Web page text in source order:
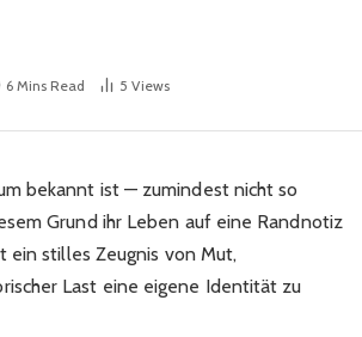
6 Mins Read 5 Views
bekannt ist — zumindest nicht so
Grund ihr Leben auf eine Randnotiz
ein stilles Zeugnis von Mut,
Last eine eigene Identität zu